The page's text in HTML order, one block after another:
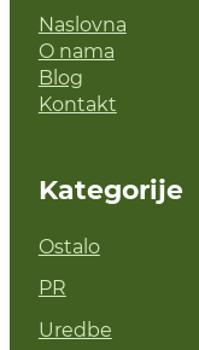
Naslovna
O nama
Blog
Kontakt
Kategorije
Ostalo
PR
Uredbe